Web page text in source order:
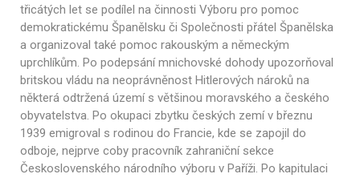
třicátých let se podílel na činnosti Výboru pro pomoc
demokratickému Španělsku či Společnosti přátel Španělska
a organizoval také pomoc rakouským a německým
uprchlíkům. Po podepsání mnichovské dohody upozorňoval
britskou vládu na neoprávněnost Hitlerových nároků na
některá odtržená území s většinou moravského a českého
obyvatelstva. Po okupaci zbytku českých zemí v březnu
1939 emigroval s rodinou do Francie, kde se zapojil do
odboje, nejprve coby pracovník zahraniční sekce
Československého národního výboru v Paříži. Po kapitulaci